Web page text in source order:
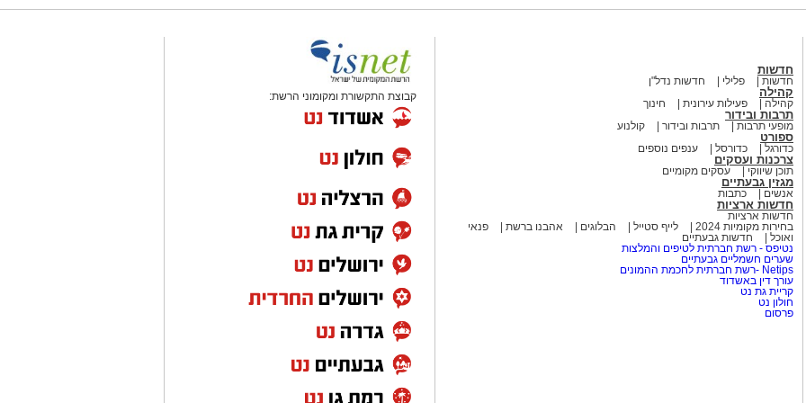
קלאסיקה משעשעת עם מסר
שני נושאים שכדאי להרחיק זה
אהבה פוליטי", בביצוע חנן
דרך עולם השלטון והמשרדים
ובעיקר מזכירה לנו שלפעמים
– עם לא מעט משברים בדרך.
שבכתר
ויש שירים שגורמים לנו
למשיח" של שלום חנוך
חדשות
חדשות פלילי חדשות נדל"ן
קהילה
קהילה פעילות עירונית חינוך
תרבות ובידור
מופעי תרבות תרבות ובידור קולנוע
ספורט
כדורגל כדורסל ענפים נוספים
צרכנות ועסקים
תוכן שיווקי עסקים מקומיים
מגזין גבעתיים
אנשים כתבות
חדשות ארציות
חדשות ארציות
בחירות מקומיות 2024
לייף סטייל הבלוגים אהבנו ברשת
פנאי
ואוכל
חדשות גבעתיים
נטיפס - רשת חברתית לטיפים והמלצות
שערים חשמליים גבעתיים
Netips -רשת חברתית לחכמת ההמונים
עורך דין באשדוד
קריית גת נט
חולון נט
פרסום
קבוצת התקשורת ומקומוני הרשת: